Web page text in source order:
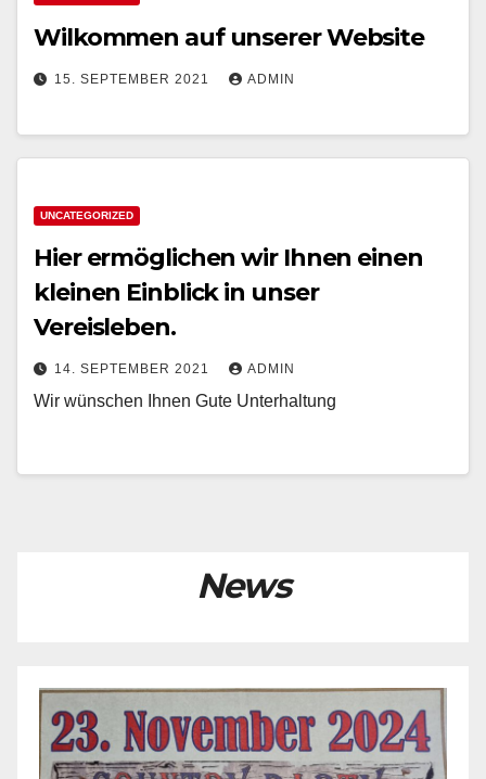
Wilkommen auf unserer Website
15. SEPTEMBER 2021 ADMIN
UNCATEGORIZED
Hier ermöglichen wir Ihnen einen
kleinen Einblick in unser
Vereisleben.
14. SEPTEMBER 2021 ADMIN
Wir wünschen Ihnen Gute Unterhaltung
News